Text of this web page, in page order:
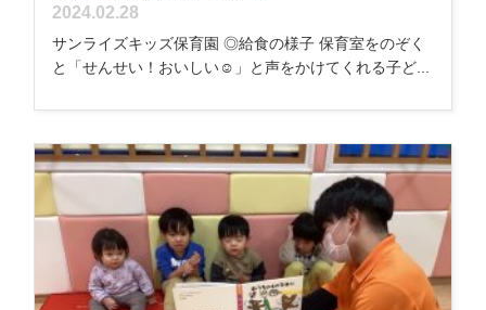
2024.02.28
サンライズキッズ保育園 ◎給食の様子 保育室をのぞく
と「せんせい！おいしい☺」と声をかけてくれる子ど...